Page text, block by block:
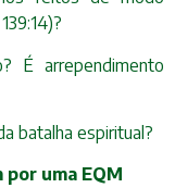
É arrependimento
batalha espiritual?
por uma EQM